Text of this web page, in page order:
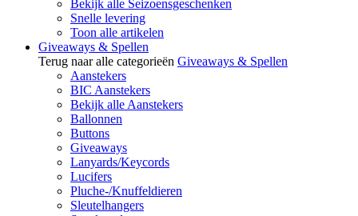
Bekijk alle Seizoensgeschenken
Snelle levering
Toon alle artikelen
Giveaways & Spellen
Terug naar alle categorieën Giveaways & Spellen
Aanstekers
BIC Aanstekers
Bekijk alle Aanstekers
Ballonnen
Buttons
Giveaways
Lanyards/Keycords
Lucifers
Pluche-/Knuffeldieren
Sleutelhangers